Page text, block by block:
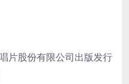
片股份有限公司出版发行